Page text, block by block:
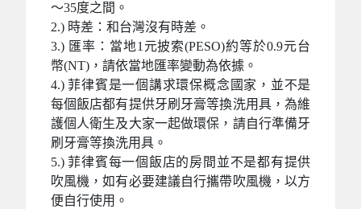
～35度之間。
2.) 時差：和台灣沒有時差。
3.) 匯率：當地1元披索(PESO)約等於0.9元台
幣(NT)，請依當地匯率變動為依據。
4.) 菲律賓是一個講求環保概念國家，並不是
每個飯店都有提供牙刷牙膏等換洗用具，為維
護個人衛生及大家一起做環保，請自行準備牙
刷牙膏等換洗用具。
5.) 菲律賓每一個飯店的房間並不是都有提供
吹風機，如有必要建議自行攜帶吹風機，以方
便自行使用。